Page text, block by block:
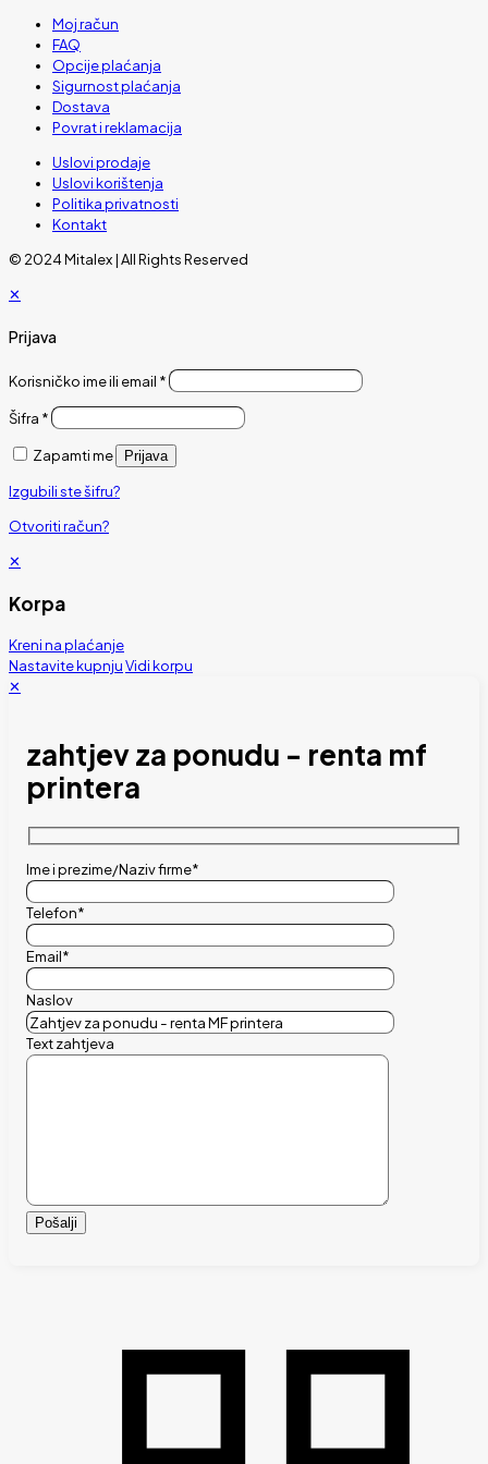
Moj račun
FAQ
Opcije plaćanja
Sigurnost plaćanja
Dostava
Povrat i reklamacija
Uslovi prodaje
Uslovi korištenja
Politika privatnosti
Kontakt
© 2024 Mitalex | All Rights Reserved
✕
Prijava
Korisničko ime ili email *
Šifra *
Zapamti me Prijava
Izgubili ste šifru?
Otvoriti račun?
✕
Korpa
Kreni na plaćanje
Nastavite kupnjuVidi korpu
✕
zahtjev za ponudu - renta mf
printera
Ime i prezime/Naziv firme*
Telefon*
Email*
Naslov
Text zahtjeva